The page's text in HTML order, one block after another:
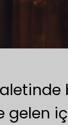
gelen